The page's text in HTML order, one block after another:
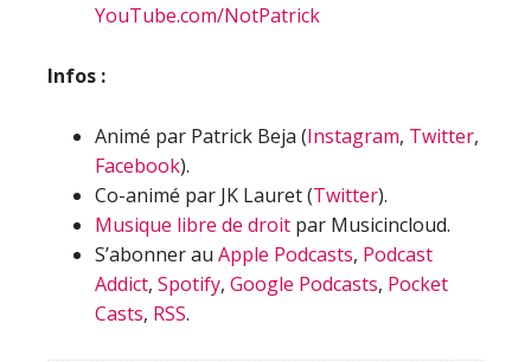
YouTube.com/NotPatrick
Infos :
Animé par Patrick Beja (Instagram, Twitter,
Facebook).
Co-animé par JK Lauret (Twitter).
Musique libre de droit par Musicincloud.
S’abonner au Apple Podcasts, Podcast
Addict, Spotify, Google Podcasts, Pocket
Casts, RSS.